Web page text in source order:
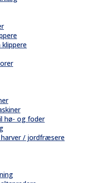
klippere
hø- og foder
harver / jordfræsere